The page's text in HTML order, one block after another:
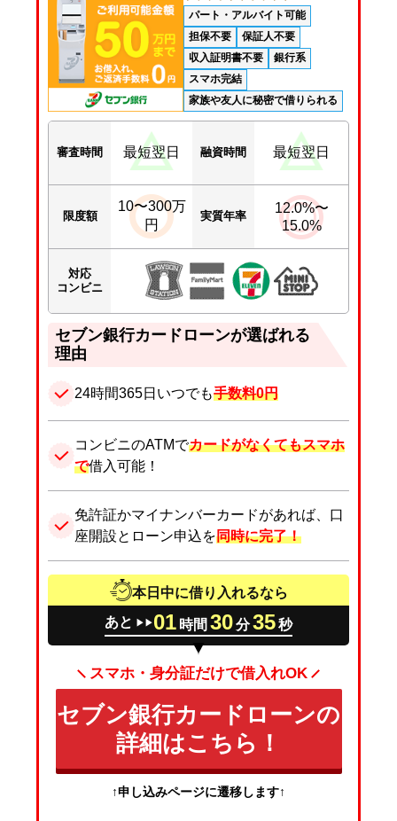
パート・アルバイト可能
担保不要
保証人不要
収入証明書不要
銀行系
スマホ完結
家族や友人に秘密で借りられる
審査時間 最短翌日 融資時間 最短翌日
限度額
10〜300万
円
実質年率
12.0%〜
15.0%
対応
コンビニ
セブン銀行カードローンが選ばれる
理由
24時間365日いつでも手数料0円
コンビニのATMでカードがなくてもスマホ
で借入可能！
免許証かマイナンバーカードがあれば、口
座開設とローン申込を同時に完了！
本日中に借り入れるなら
あと
▶▶01 時間 30分34秒
スマホ・身分証だけで借入れOK
セブン銀行カードローンの
詳細はこちら！
↑申し込みページに遷移します↑